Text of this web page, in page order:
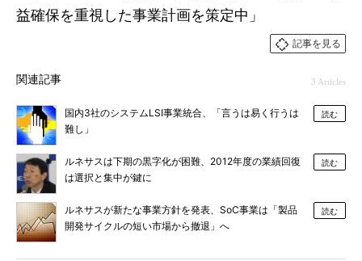
益確保を重視した事業計画を策定中」
記事を見る
関連記事 3 Articles
国内3社のシステムLSI事業統合、「言うは易く行うは
難し」
読む
ルネサスは下期の黒字化が困難、2012年度の業績回復
は選択と集中が鍵に
読む
ルネサスが新たな事業方針を発表、SoC事業は「製品
開発サイクルの短い市場から撤退」へ
読む